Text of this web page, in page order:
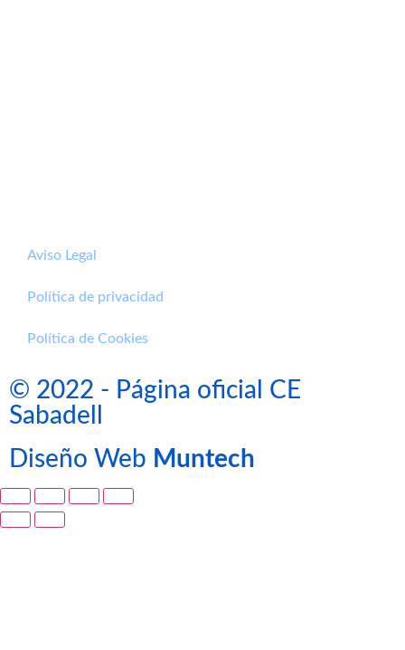
Aviso Legal
Política de privacidad
Política de Cookies
© 2022 - Página oficial CE
Sabadell
Diseño Web Muntech